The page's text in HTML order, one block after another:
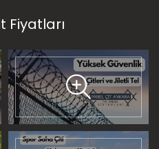
Fiyatları